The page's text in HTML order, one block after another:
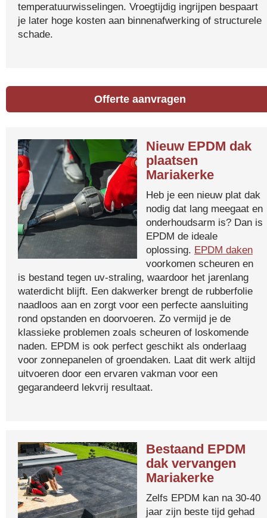
temperatuurwisselingen. Vroegtijdig ingrijpen bespaart
je later hoge kosten aan binnenafwerking of structurele
schade.
Offerte aanvragen
Nieuw EPDM dak
plaatsen
Mariakerke
Heb je een nieuw plat dak
nodig dat lang meegaat en
onderhoudsarm is? Dan is
EPDM de ideale
oplossing. EPDM daken
voorkomen scheuren en
is bestand tegen uv-straling, waardoor het jarenlang
waterdicht blijft. Een dakwerker brengt de rubberfolie
naadloos aan en zorgt voor een perfecte aansluiting
rond opstanden en doorvoeren. Zo vermijd je de
klassieke problemen zoals scheuren of loskomende
naden. EPDM is ook perfect geschikt als onderlaag
voor zonnepanelen of groendaken. Laat dit werk altijd
uitvoeren door een ervaren vakman voor een
gegarandeerd lekvrij resultaat.
Bestaand EPDM
dak vervangen
Mariakerke
Zelfs EPDM kan na 30-40
jaar zijn beste tijd gehad